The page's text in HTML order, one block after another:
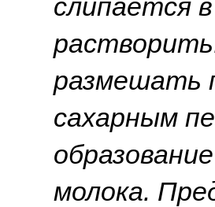
слипается
размешать
сахарным
молока.